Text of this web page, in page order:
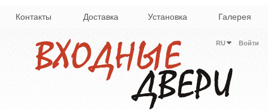
Контакты Доставка Установка Галерея
Войти
RU